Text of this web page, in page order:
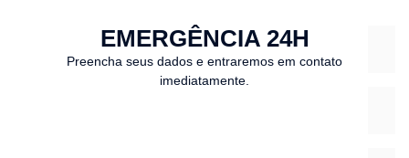
EMERGÊNCIA 24H
Preencha seus dados e entraremos em contato
imediatamente.